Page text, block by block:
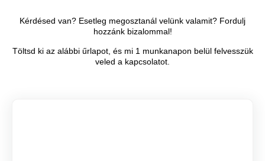
Kérdésed van? Esetleg megosztanál velünk valamit? Fordulj
hozzánk bizalommal!
Töltsd ki az alábbi űrlapot, és mi 1 munkanapon belül felvesszük
veled a kapcsolatot.